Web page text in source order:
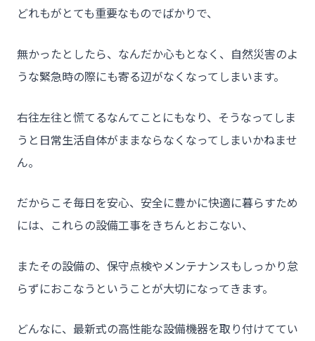
どれもがとても重要なものでばかりで、
無かったとしたら、なんだか心もとなく、自然災害のよ
うな緊急時の際にも寄る辺がなくなってしまいます。
右往左往と慌てるなんてことにもなり、そうなってしま
うと日常生活自体がままならなくなってしまいかねませ
ん。
だからこそ毎日を安心、安全に豊かに快適に暮らすため
には、これらの設備工事をきちんとおこない、
またその設備の、保守点検やメンテナンスもしっかり怠
らずにおこなうということが大切になってきます。
どんなに、最新式の高性能な設備機器を取り付けててい